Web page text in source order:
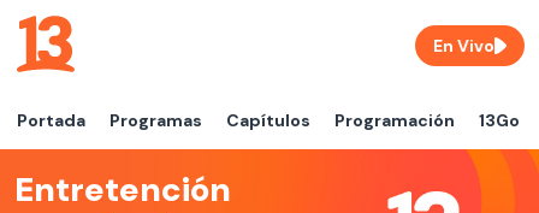
Portada Programas Capítulos Programación 13Go
En Vivo
Entretención